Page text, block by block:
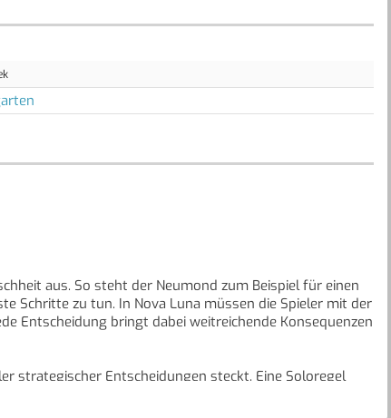
aus. So steht der Neumond zum Beispiel für einen
Schritte zu tun. In Nova Luna müssen die Spieler mit der
Entscheidung bringt dabei weitreichende Konsequenzen
strategischer Entscheidungen steckt. Eine Soloregel